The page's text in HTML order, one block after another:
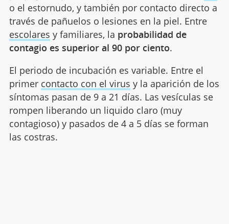
o el estornudo, y también por contacto directo a
través de pañuelos o lesiones en la piel. Entre
escolares y familiares, la probabilidad de
contagio es superior al 90 por ciento.
El periodo de incubación es variable. Entre el
primer contacto con el virus y la aparición de los
síntomas pasan de 9 a 21 días. Las vesículas se
rompen liberando un liquido claro (muy
contagioso) y pasados de 4 a 5 días se forman
las costras.